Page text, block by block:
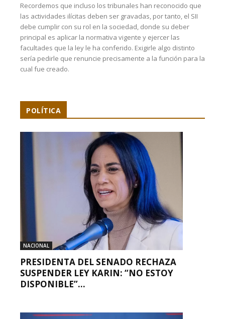
Recordemos que incluso los tribunales han reconocido que
las actividades ilícitas deben ser gravadas, por tanto, el SII
debe cumplir con su rol en la sociedad, donde su deber
principal es aplicar la normativa vigente y ejercer las
facultades que la ley le ha conferido. Exigirle algo distinto
sería pedirle que renuncie precisamente a la función para la
cual fue creado.
POLÍTICA
NACIONAL
PRESIDENTA DEL SENADO RECHAZA
SUSPENDER LEY KARIN: “NO ESTOY
DISPONIBLE”...